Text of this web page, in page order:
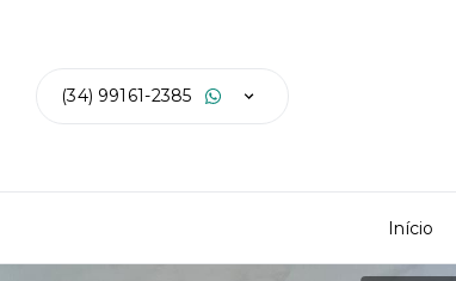
(34) 99161-2385
Início